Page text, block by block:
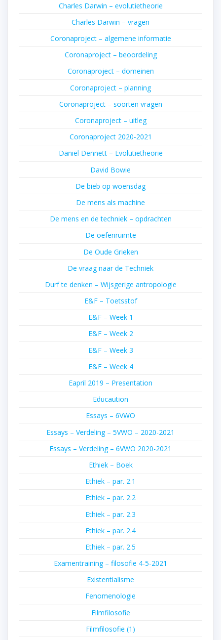
Charles Darwin – evolutietheorie
Charles Darwin – vragen
Coronaproject – algemene informatie
Coronaproject – beoordeling
Coronaproject – domeinen
Coronaproject – planning
Coronaproject – soorten vragen
Coronaproject – uitleg
Coronaproject 2020-2021
Daniël Dennett – Evolutietheorie
David Bowie
De bieb op woensdag
De mens als machine
De mens en de techniek – opdrachten
De oefenruimte
De Oude Grieken
De vraag naar de Techniek
Durf te denken – Wijsgerige antropologie
E&F – Toetsstof
E&F – Week 1
E&F – Week 2
E&F – Week 3
E&F – Week 4
Eapril 2019 – Presentation
Educaution
Essays – 6VWO
Essays – Verdeling – 5VWO – 2020-2021
Essays – Verdeling – 6VWO 2020-2021
Ethiek – Boek
Ethiek – par. 2.1
Ethiek – par. 2.2
Ethiek – par. 2.3
Ethiek – par. 2.4
Ethiek – par. 2.5
Examentraining – filosofie 4-5-2021
Existentialisme
Fenomenologie
Filmfilosofie
Filmfilosofie (1)